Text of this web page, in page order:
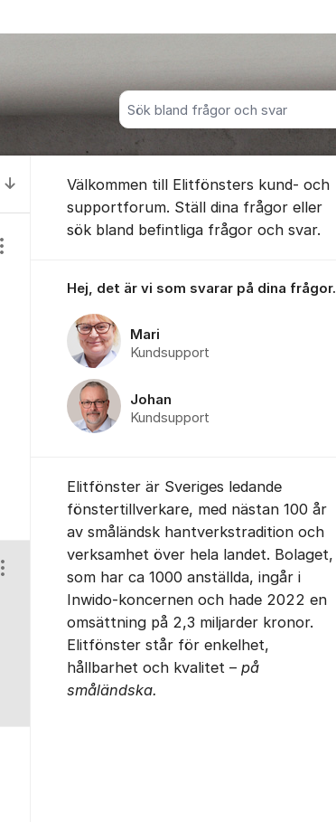
Sök bland alla inlägg
Till senaste kommentaren
Visa/dölj inställningar för inlägg/kommentar
Visa/dölj inställningar för inlägg/kommentar
Välkommen till Elitfönsters kund- och
supportforum. Ställ dina frågor eller
sök bland befintliga frågor och svar.
Hej, det är vi som svarar på dina frågor.
Mari
Kundsupport
Johan
Kundsupport
Elitfönster är Sveriges ledande
fönstertillverkare, med nästan 100 år
av småländsk hantverkstradition och
verksamhet över hela landet. Bolaget,
som har ca 1000 anställda, ingår i
Inwido-koncernen och hade 2022 en
omsättning på 2,3 miljarder kronor.
Elitfönster står för enkelhet,
hållbarhet och kvalitet – på
småländska.